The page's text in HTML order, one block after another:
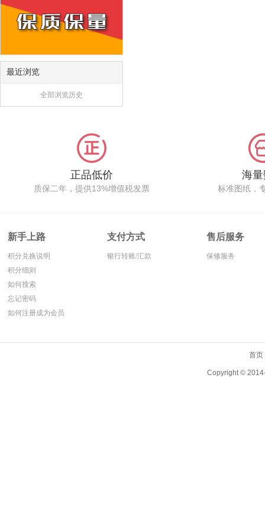
最近浏览
全部浏览历史
正品低价
质保二年，提供13%增值税发票
海
标准图纸，
新手上路
积分兑换说明
积分细则
如何搜索
忘记密码
如何注册成为会员
支付方式
银行转账/汇款
售后服务
保修服务
首页
Copyright ©